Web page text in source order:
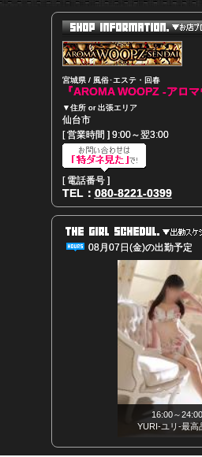
宮城県 / 風俗･エステ・回春
『AROMA WOOPZ -アロマ
▼住所 or 出張エリア
仙台市
[ 営業時間 ] 9:00～翌3:00
[ 電話番号 ]
TEL： 080-8221-0399
08月07日(金)の出勤予定
16:00～24:00
YURI-ユリ-最高